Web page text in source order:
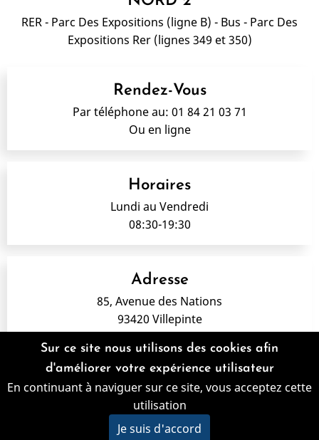
RER - Parc Des Expositions (ligne B) - Bus - Parc Des
Expositions Rer (lignes 349 et 350)
Rendez-Vous
Par téléphone au: 01 84 21 03 71
Ou en ligne
Horaires
Lundi au Vendredi
08:30-19:30
Adresse
85, Avenue des Nations
93420 Villepinte
Mentions légales
Infos Conseil de l'Ordre -
été réalisé parwww.denti.site
Sur ce site nous utilisons des cookies afin
d'améliorer votre expérience utilisateur
En continuant à naviguer sur ce site, vous acceptez cette
utilisation
Je suis d'accord